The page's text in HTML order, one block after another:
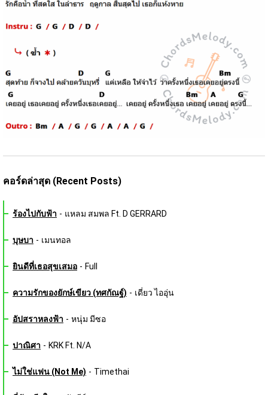
คอร์ดล่าสุด (Recent Posts)
ร้องไปกับฟ้า - แหลม สมพล Ft. D GERRARD
บุษบา - เมนทอล
ยินดีที่เธอสุขเสมอ - Full
ความรักของยักษ์เขียว (ทศกัณฐ์) - เดี่ยว ไออุ่น
อัปสราหลงฟ้า - หนุ่ม มีซอ
ปาณิศา - KRK Ft. N/A
ไม่ใช่แฟน (Not Me) - Timethai